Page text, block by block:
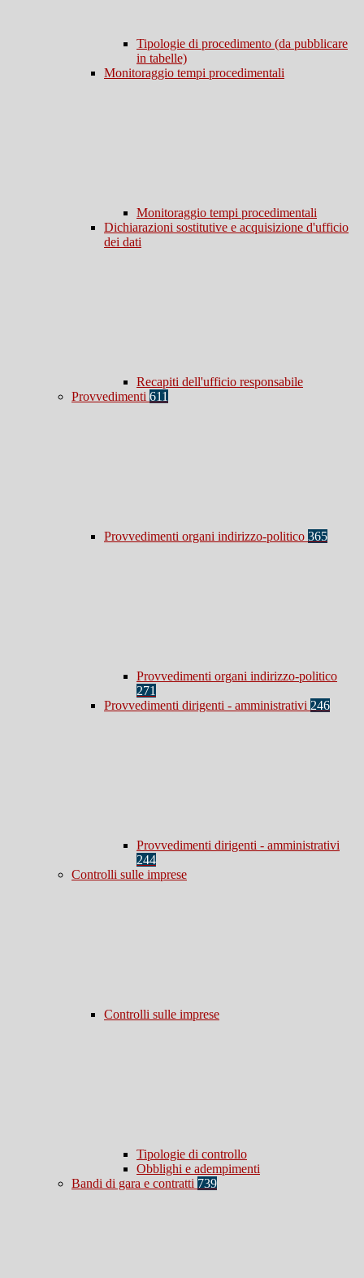
Tipologie di procedimento (da pubblicare
in tabelle)
Monitoraggio tempi procedimentali
Monitoraggio tempi procedimentali
Dichiarazioni sostitutive e acquisizione d'ufficio
dei dati
Recapiti dell'ufficio responsabile
Provvedimenti 611
Provvedimenti organi indirizzo-politico 365
Provvedimenti organi indirizzo-politico
271
Provvedimenti dirigenti - amministrativi 246
Provvedimenti dirigenti - amministrativi
244
Controlli sulle imprese
Controlli sulle imprese
Tipologie di controllo
Obblighi e adempimenti
Bandi di gara e contratti 739